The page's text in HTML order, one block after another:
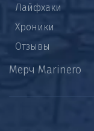
Лайфхаки
Хроники
Отзывы
Мерч Marinero